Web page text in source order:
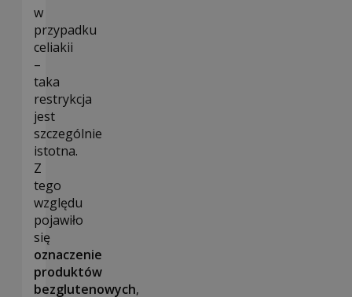
w
przypadku
celiakii
–
taka
restrykcja
jest
szczególnie
istotna.
Z
tego
względu
pojawiło
się
oznaczenie
produktów
bezglutenowych,